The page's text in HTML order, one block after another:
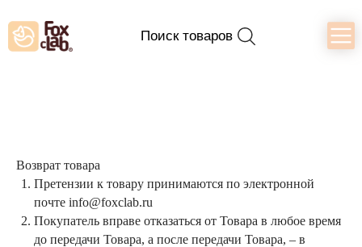
Поиск товаров
Возврат товара
Претензии к товару принимаются по электронной
почте info@foxclab.ru
Покупатель вправе отказаться от Товара в любое время
до передачи Товара, а после передачи Товара, – в